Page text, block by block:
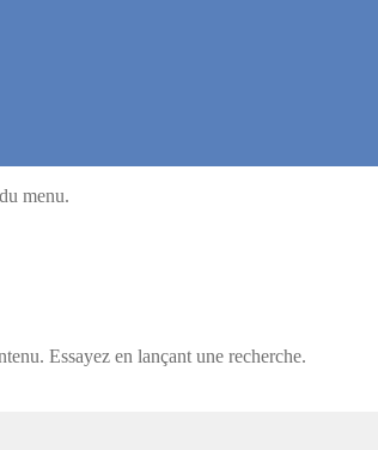
menu.
Essayez en lançant une recherche.